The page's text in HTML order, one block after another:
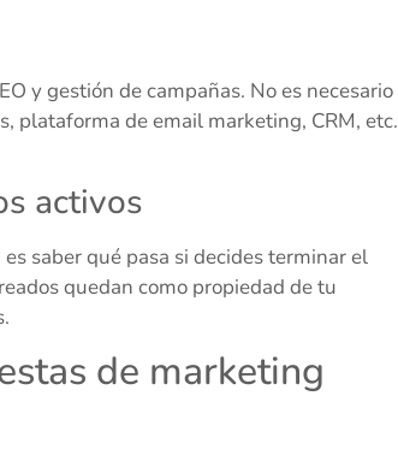
y gestión de campañas. No es necesario
plataforma de email marketing, CRM, etc.
activos
saber qué pasa si decides terminar el
quedan como propiedad de tu
de marketing